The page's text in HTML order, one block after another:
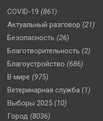
COVID-19 (861)
Актуальный разговор (21)
Безопасность (26)
Благотворительность (2)
Благоустройство (686)
В мире (975)
Ветеринарная служба (1)
Выборы 2025 (10)
Город (8036)